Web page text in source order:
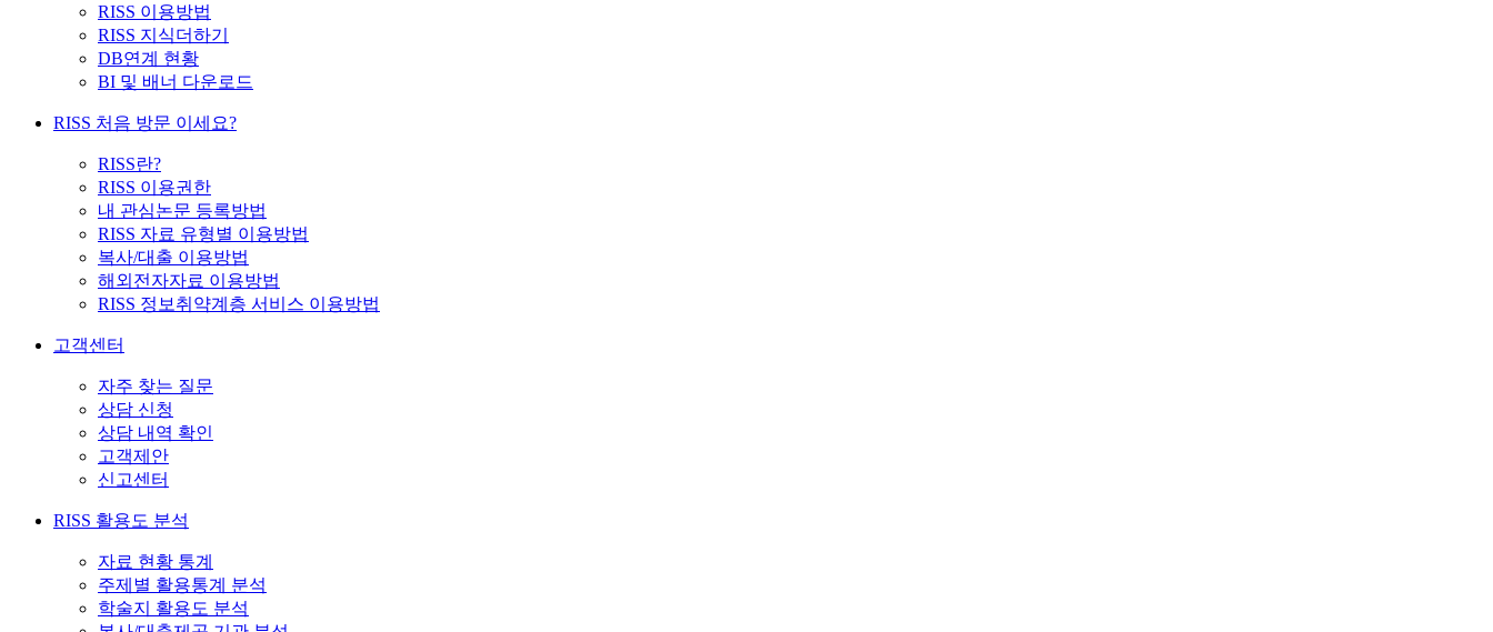
RISS 이용방법
RISS 지식더하기
DB연계 현황
BI 및 배너 다운로드
RISS 처음 방문 이세요?
RISS란?
RISS 이용권한
내 관심논문 등록방법
RISS 자료 유형별 이용방법
복사/대출 이용방법
해외전자자료 이용방법
RISS 정보취약계층 서비스 이용방법
고객센터
자주 찾는 질문
상담 신청
상담 내역 확인
고객제안
신고센터
RISS 활용도 분석
자료 현황 통계
주제별 활용통계 분석
학술지 활용도 분석